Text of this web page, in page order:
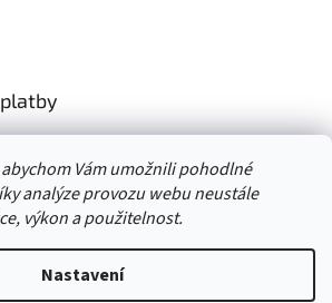
Vám umožnili pohodlné
analýze provozu webu neustále
výkon a použitelnost.
Nastavení